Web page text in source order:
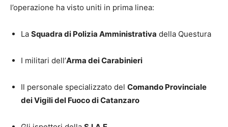
l’operazione ha visto uniti in prima linea:
La Squadra di Polizia Amministrativa della Questura
I militari dell’Arma dei Carabinieri
Il personale specializzato del Comando Provinciale
dei Vigili del Fuoco di Catanzaro